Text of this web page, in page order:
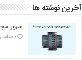
آخرین نوشته ها
سرور
دسامبر 18,